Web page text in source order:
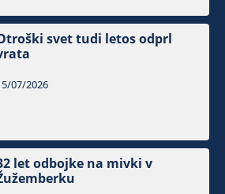
svet tudi letos odprl
07/2026
let odbojke na mivki v